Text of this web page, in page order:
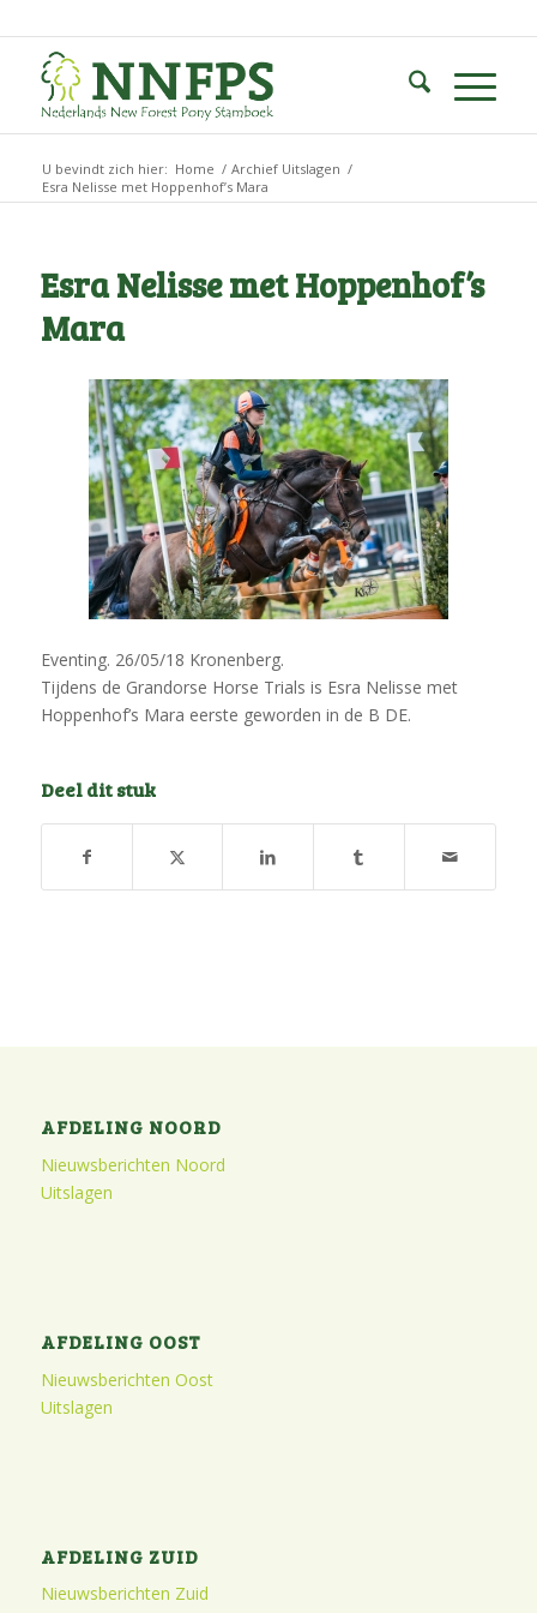
U bevindt zich hier: Home / Archief Uitslagen /
Esra Nelisse met Hoppenhof’s Mara
Esra Nelisse met Hoppenhof’s
Mara
Eventing. 26/05/18 Kronenberg.
Tijdens de Grandorse Horse Trials is Esra Nelisse met
Hoppenhof’s Mara eerste geworden in de B DE.
Deel dit stuk
AFDELING NOORD
Nieuwsberichten Noord
Uitslagen
AFDELING OOST
Nieuwsberichten Oost
Uitslagen
AFDELING ZUID
Nieuwsberichten Zuid